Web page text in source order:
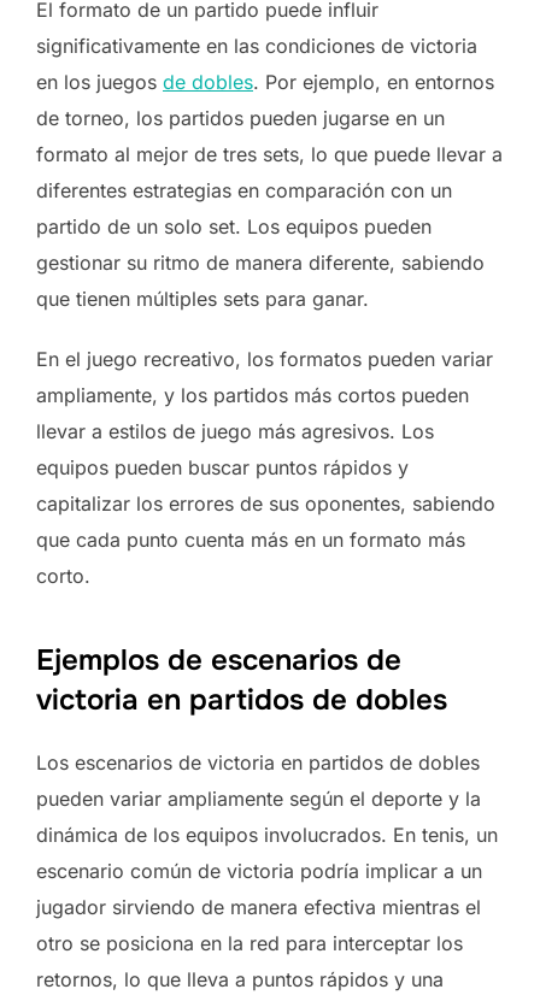
El formato de un partido puede influir
significativamente en las condiciones de victoria
en los juegos de dobles. Por ejemplo, en entornos
de torneo, los partidos pueden jugarse en un
formato al mejor de tres sets, lo que puede llevar a
diferentes estrategias en comparación con un
partido de un solo set. Los equipos pueden
gestionar su ritmo de manera diferente, sabiendo
que tienen múltiples sets para ganar.
En el juego recreativo, los formatos pueden variar
ampliamente, y los partidos más cortos pueden
llevar a estilos de juego más agresivos. Los
equipos pueden buscar puntos rápidos y
capitalizar los errores de sus oponentes, sabiendo
que cada punto cuenta más en un formato más
corto.
Ejemplos de escenarios de
victoria en partidos de dobles
Los escenarios de victoria en partidos de dobles
pueden variar ampliamente según el deporte y la
dinámica de los equipos involucrados. En tenis, un
escenario común de victoria podría implicar a un
jugador sirviendo de manera efectiva mientras el
otro se posiciona en la red para interceptar los
retornos, lo que lleva a puntos rápidos y una